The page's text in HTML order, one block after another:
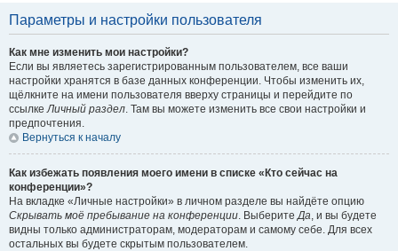
Параметры и настройки пользователя
Как мне изменить мои настройки?
Если вы являетесь зарегистрированным пользователем, все ваши
настройки хранятся в базе данных конференции. Чтобы изменить их,
щёлкните на имени пользователя вверху страницы и перейдите по
ссылкеЛичный раздел. Там вы можете изменить все свои настройки и
предпочтения.
Вернуться к началу
Как избежать появления моего имени в списке «Кто сейчас на
конференции»?
На вкладке «Личные настройки» в личном разделе вы найдёте опцию
Скрывать моё пребывание на конференции. ВыберитеДа, и вы будете
видны только администраторам, модераторам и самому себе. Для всех
остальных вы будете скрытым пользователем.